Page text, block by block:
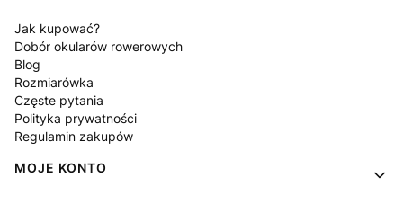
Jak kupować?
Dobór okularów rowerowych
Blog
Rozmiarówka
Częste pytania
Polityka prywatności
Regulamin zakupów
MOJE KONTO